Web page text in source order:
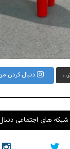
دنبال کردن
شبکه های اجتماعی